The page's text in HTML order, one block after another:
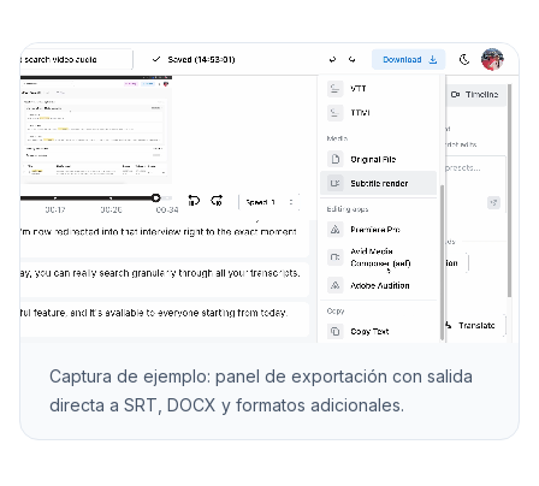
Captura de ejemplo: panel de exportación con salida
directa a SRT, DOCX y formatos adicionales.